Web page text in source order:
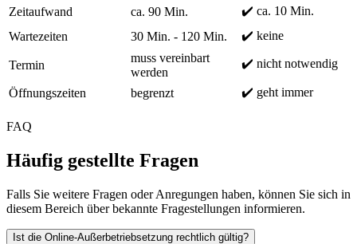
Zeitaufwand
ca. 90 Min.
✔️ ca. 10 Min.
Wartezeiten
30 Min. - 120 Min. ✔️ keine
Termin
muss vereinbart
werden
✔️ nicht notwendig
Öffnungszeiten begrenzt ✔️ geht immer
FAQ
Häufig gestellte Fragen
Falls Sie weitere Fragen oder Anregungen haben, können Sie sich in
diesem Bereich über bekannte Fragestellungen informieren.
Ist die Online-Außerbetriebsetzung rechtlich gültig?